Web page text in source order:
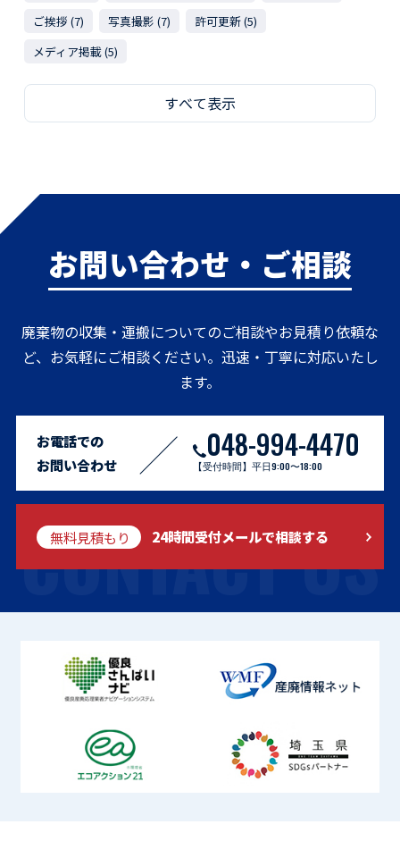
ご挨拶 (7)
写真撮影 (7)
許可更新 (5)
メディア掲載 (5)
すべて表示
お問い合わせ・ご相談
廃棄物の収集・運搬についてのご相談やお見積り依頼な
ど、お気軽にご相談ください。迅速・丁寧に対応いたし
ます。
CONTACT US
お電話での
お問い合わせ
048-994-4470
【受付時間】平日9:00〜18:00
無料見積もり 24時間受付メールで相談する